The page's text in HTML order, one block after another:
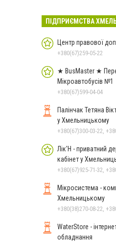
ПІДПРИЄМСТВА
Центр правової
+380(67)259-05-22
★ BusMaster ★
Мікроавтобусів №1
+380(67)599-04-04
Палінчак Тетяна
у Хмельницькому
Лік'Н - приватний
кабінет у
+380(67)925-71-32,
Мікросистема -
Хмельницькому
WaterStore -
обладнання